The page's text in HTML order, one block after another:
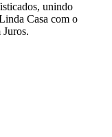
unindo
Casa com o